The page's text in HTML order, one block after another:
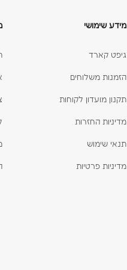
מידע שימושי
גיפט קארד
הזמנות משלוחים
תקנון מועדון לקוחות
מדיניות החזרות
תנאי שימוש
מדיניות פרטיות